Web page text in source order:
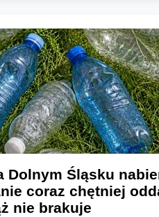
Dolnym Śląsku
coraz chętniej
nie brakuje